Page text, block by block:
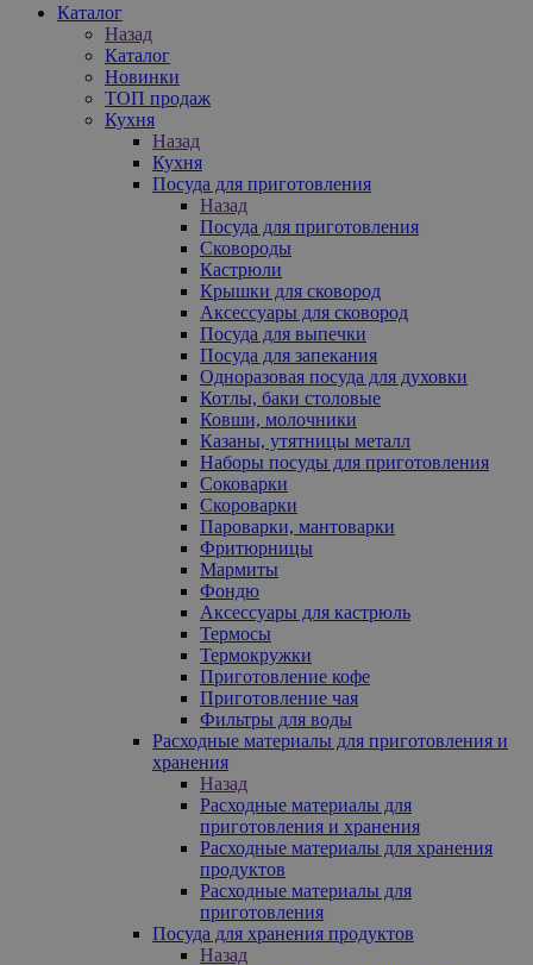
Каталог
Назад
Каталог
Новинки
ТОП продаж
Кухня
Назад
Кухня
Посуда для приготовления
Назад
Посуда для приготовления
Сковороды
Кастрюли
Крышки для сковород
Аксессуары для сковород
Посуда для выпечки
Посуда для запекания
Одноразовая посуда для духовки
Котлы, баки столовые
Ковши, молочники
Казаны, утятницы металл
Наборы посуды для приготовления
Соковарки
Скороварки
Пароварки, мантоварки
Фритюрницы
Мармиты
Фондю
Аксессуары для кастрюль
Термосы
Термокружки
Приготовление кофе
Приготовление чая
Фильтры для воды
Расходные материалы для приготовления и
хранения
Назад
Расходные материалы для
приготовления и хранения
Расходные материалы для хранения
продуктов
Расходные материалы для
приготовления
Посуда для хранения продуктов
Назад